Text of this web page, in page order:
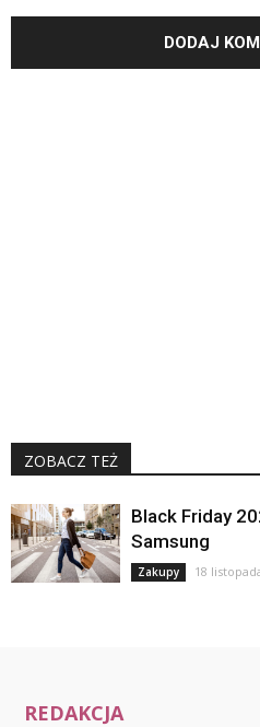
ZOBACZ TEŻ
Black Friday
Samsung
Zakupy 18
REDAKCJA